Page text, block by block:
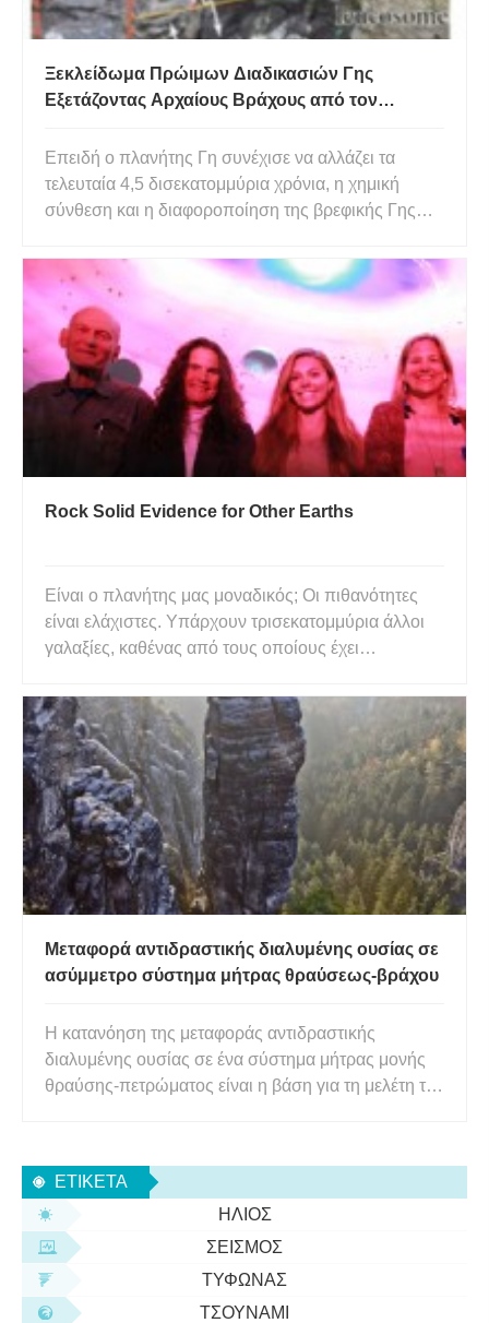
Ξεκλείδωμα Πρώιμων Διαδικασιών Γης
Εξετάζοντας Αρχαίους Βράχους από τον
Επειδή ο πλανήτης Γη συνέχισε να αλλάζει τα
τελευταία 4,5 δισεκατομμύρια χρόνια, η χημική
σύνθεση και η διαφοροποίηση της βρεφικής Γης
του τρόπου με τον οποίο εξελίχθηκε. πληροφορίες
που είναι κρίσιμες για την κατανόησή μας για το
πώς η Γη έγινε κατοι
Rock Solid Evidence for Other Earths
Είναι ο πλανήτης μας μοναδικός; Οι πιθανότητες
είναι ελάχιστες. Υπάρχουν τρισεκατομμύρια άλλοι
γαλαξίες, καθένας από τους οποίους έχει
συνέντευξή του, ο Εντ Γιανγκ, καθηγητής
γεωχημείας και κοσμοχημείας στο Πανεπιστήμιο
της Καλιφόρνια, στο Λος Άντζελες, μου λέε
Μεταφορά αντιδραστικής διαλυμένης ουσίας σε
ασύμμετρο σύστημα μήτρας θραύσεως-βράχου
Η κατανόηση της μεταφοράς αντιδραστικής
διαλυμένης ουσίας σε ένα σύστημα μήτρας μονής
θραύσης-πετρώματος είναι η βάση για τη μελέτη της
μεταφοράς διαλυμένης ουσίας στο σύστημα
θραύσης είναι απαραίτητη για την αξιολόγηση
ΕΤΙΚΈΤΑ
ΉΛΙΟΣ
ΣΕΙΣΜΌΣ
ΤΥΦΏΝΑΣ
ΤΣΟΥΝΆΜΙ